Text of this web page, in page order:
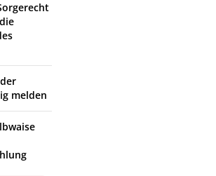
melden